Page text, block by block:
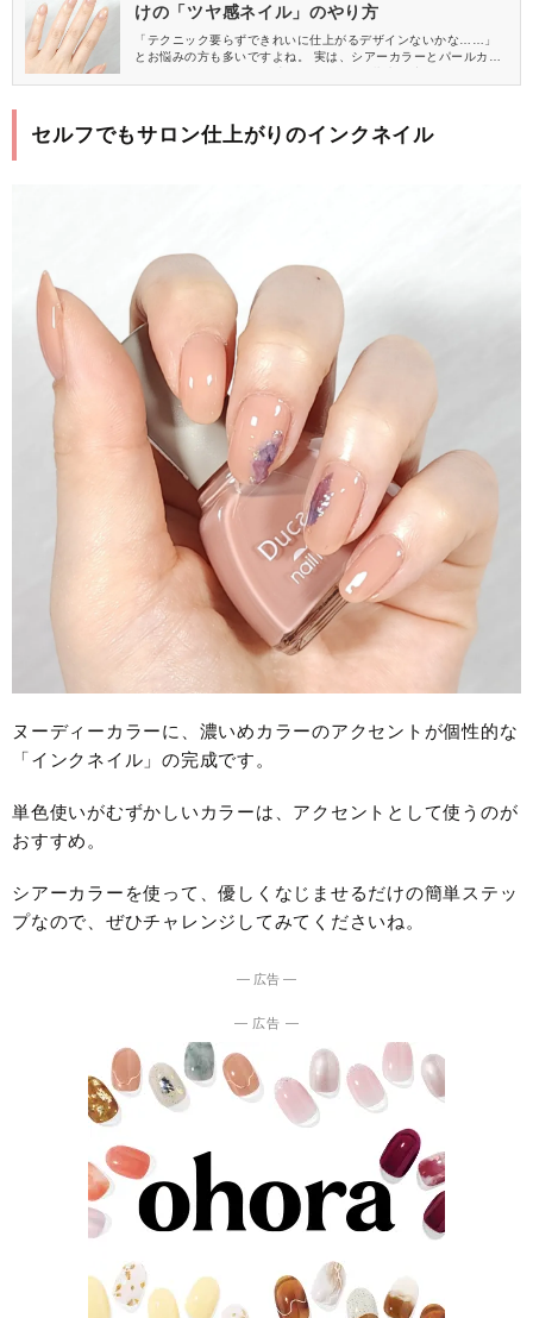
けの「ツヤ感ネイル」のやり方
「テクニック要らずできれいに仕上がるデザインないかな……」
とお悩みの方も多いですよね。 実は、シアーカラーとパールカラ
回は、不器用さんでも簡単な「ツヤ感ネイル」のやり方をご紹介
セルフでもサロン仕上がりのインクネイル
ヌーディーカラーに、濃いめカラーのアクセントが個性的な
「インクネイル」の完成です。
単色使いがむずかしいカラーは、アクセントとして使うのが
おすすめ。
シアーカラーを使って、優しくなじませるだけの簡単ステッ
プなので、ぜひチャレンジしてみてくださいね。
― 広告 ―
― 広告 ―